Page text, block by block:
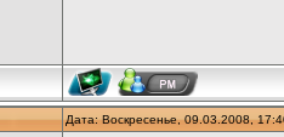
Дата: Воскресенье, 09.03.2008,